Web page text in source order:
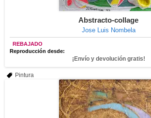
Abstracto-collage
Jose Luis Nombela
REBAJADO
Reproducción desde:
¡Envío y devolución gratis!
Pintura